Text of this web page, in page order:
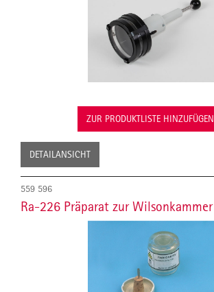
ZUR PRODUKTLISTE HINZUFÜGEN
DETAILANSICHT
559 596
Ra-226 Präparat zur Wilsonkammer